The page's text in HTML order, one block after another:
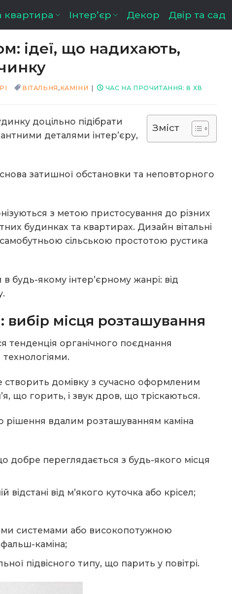
квартира Інтер’єр Декор Двір та сад
ідеї, що надихають,
ВІТАЛЬНЯ ,КАМІНИ ЧАС НА ПРОЧИТАННЯ: 8 ХВ
Зміст
доцільно підібрати
деталями інтер’єру,
затишної обстановки та неповторного
з метою пристосування до різних
будинках та квартирах. Дизайн вітальні
самобутньою сільською простотою рустика
якому інтер’єрному жанрі: від
вибір місця розташування
тенденція органічного поєднання
домівку з сучасно оформленим
що горить, і звук дров, що тріскаються.
рішення вдалим розташуванням каміна
добре переглядається з будь-якого місця
відстані від м’якого куточка або крісел;
системами або високопотужною
каміна;
підвісного типу, що парить у повітрі.